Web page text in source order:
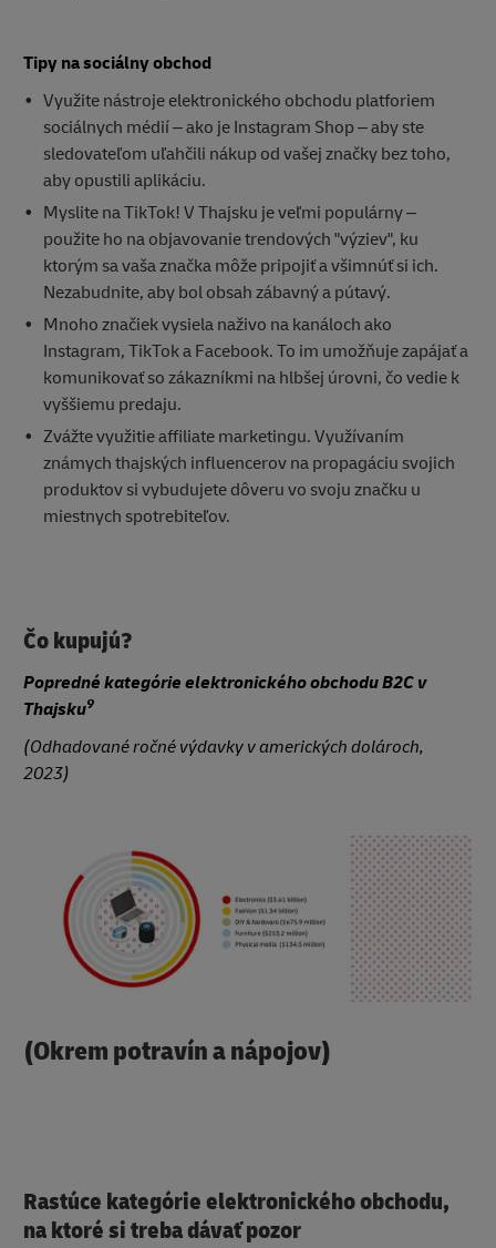
Tipy na sociálny obchod
Využite nástroje elektronického obchodu platforiem
sociálnych médií – ako je Instagram Shop – aby ste
sledovateľom uľahčili nákup od vašej značky bez toho,
aby opustili aplikáciu.
Myslite na TikTok! V Thajsku je veľmi populárny –
použite ho na objavovanie trendových "výziev", ku
ktorým sa vaša značka môže pripojiť a všimnúť si ich.
Nezabudnite, aby bol obsah zábavný a pútavý.
Mnoho značiek vysiela naživo na kanáloch ako
Instagram, TikTok a Facebook. To im umožňuje zapájať a
komunikovať so zákazníkmi na hlbšej úrovni, čo vedie k
vyššiemu predaju.
Zvážte využitie affiliate marketingu. Využívaním
známych thajských influencerov na propagáciu svojich
produktov si vybudujete dôveru vo svoju značku u
miestnych spotrebiteľov.
Čo kupujú?
Popredné kategórie elektronického obchodu B2C v
Thajsku9
(Odhadované ročné výdavky v amerických dolároch,
2023)
(Okrem potravín a nápojov)
Rastúce kategórie elektronického obchodu,
na ktoré si treba dávať pozor